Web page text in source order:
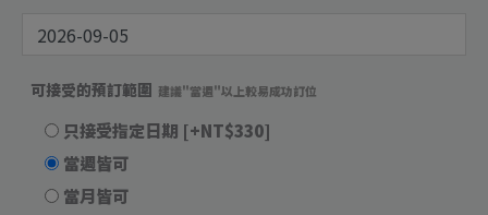
可接受的預訂範圍 建議"當週"以上較易成功訂位
只接受指定日期 [+NT$330]
當週皆可
當月皆可